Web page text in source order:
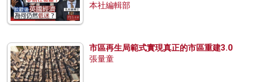
本社編輯部
市區再生局範式實現真正的市區重建3.0
張量童